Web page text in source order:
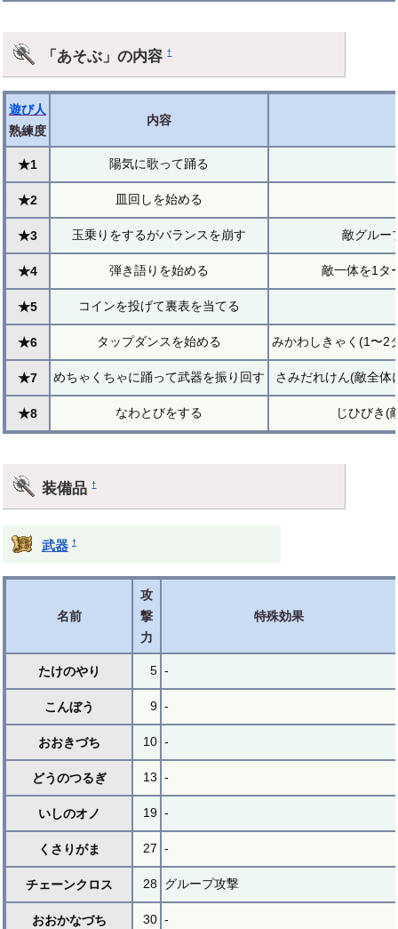
「あそぶ」の内容†
遊び人
熟練度
内容
★1 陽気に歌って踊る
★2 皿回しを始める
★3 玉乗りをするがバランスを崩す 敵グルー
★4 弾き語りを始める 敵一体を1タ
★5 コインを投げて裏表を当てる
★6 タップダンスを始める みかわしきゃく(1〜2
★7 めちゃくちゃに踊って武器を振り回す さみだれけん(敵全体
★8 なわとびをする じひびき(
装備品†
武器 †
名前
攻
撃
力
特殊効果
たけのやり 5 -
こんぼう 9 -
おおきづち 10 -
どうのつるぎ 13 -
いしのオノ 19 -
くさりがま 27 -
チェーンクロス 28 グループ攻撃
おおかなづち 30 -